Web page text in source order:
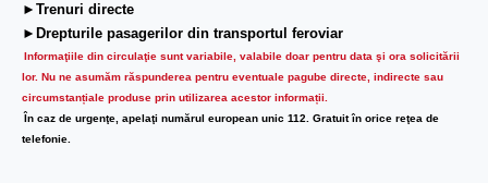
►Trenuri directe
►Drepturile pasagerilor din transportul feroviar
Informaţiile din circulaţie sunt variabile, valabile doar pentru data şi ora solicitării
lor. Nu ne asumăm răspunderea pentru eventuale pagube directe, indirecte sau
circumstanțiale produse prin utilizarea acestor informații.
În caz de urgenţe, apelaţi numărul european unic 112. Gratuit în orice reţea de
telefonie.